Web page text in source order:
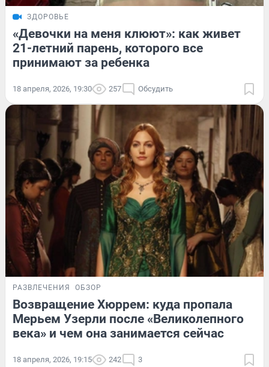
ЗДОРОВЬЕ
«Девочки на меня клюют»: как живет
21-летний парень, которого все
принимают за ребенка
18 апреля, 2026, 19:30 257 Обсудить
РАЗВЛЕЧЕНИЯ ОБЗОР
Возвращение Хюррем: куда пропала
Мерьем Узерли после «Великолепного
века» и чем она занимается сейчас
18 апреля, 2026, 19:15 242 3